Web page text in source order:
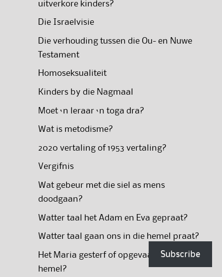
uitverkore kinders?
Die Israelvisie
Die verhouding tussen die Ou- en Nuwe
Testament
Homoseksualiteit
Kinders by die Nagmaal
Moet ‘n leraar ‘n toga dra?
Wat is metodisme?
2020 vertaling of 1953 vertaling?
Vergifnis
Wat gebeur met die siel as mens
doodgaan?
Watter taal het Adam en Eva gepraat?
Watter taal gaan ons in die hemel praat?
Het Maria gesterf of opgevaar na die
hemel?
Subscribe